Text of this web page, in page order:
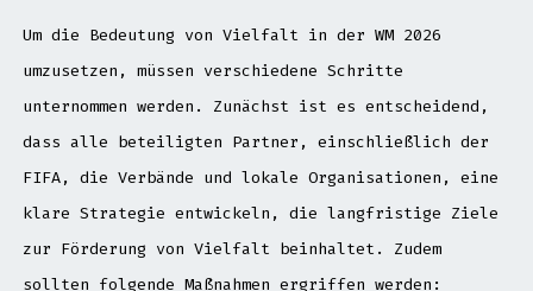
Um die Bedeutung von Vielfalt in der WM 2026
umzusetzen, müssen verschiedene Schritte
unternommen werden. Zunächst ist es entscheidend,
dass alle beteiligten Partner, einschließlich der
FIFA, die Verbände und lokale Organisationen, eine
klare Strategie entwickeln, die langfristige Ziele
zur Förderung von Vielfalt beinhaltet. Zudem
sollten folgende Maßnahmen ergriffen werden: